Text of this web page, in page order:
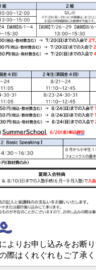
よりお申し込みをお断
際はくれぐれもご了承く